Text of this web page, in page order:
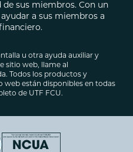
sus miembros. Con un
a sus miembros a
u otra ayuda auxiliar y
sitio web, llame al
Todos los productos y
web están disponibles en todas
de UTF FCU.